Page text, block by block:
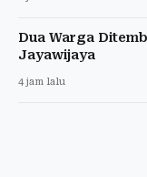
Dua Warga
Jayawijaya
4 jam lalu